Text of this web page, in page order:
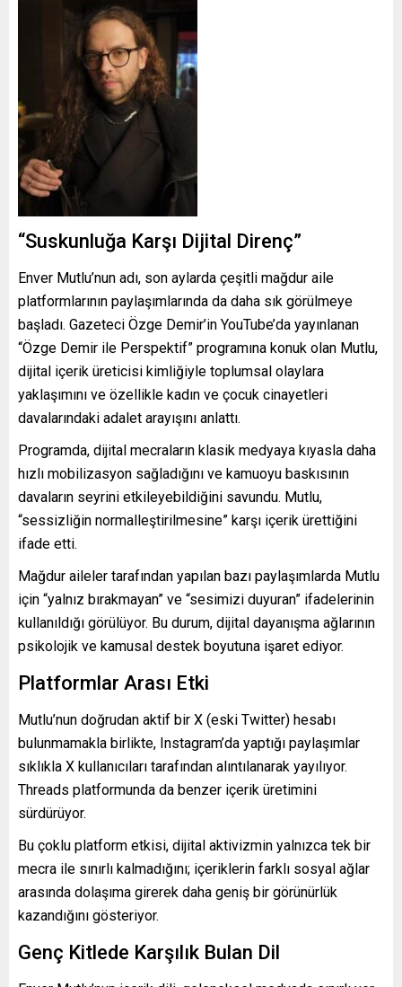
“Suskunluğa Karşı Dijital Direnç”
Enver Mutlu’nun adı, son aylarda çeşitli mağdur aile
platformlarının paylaşımlarında da daha sık görülmeye
başladı. Gazeteci Özge Demir’in YouTube’da yayınlanan
“Özge Demir ile Perspektif” programına konuk olan Mutlu,
dijital içerik üreticisi kimliğiyle toplumsal olaylara
yaklaşımını ve özellikle kadın ve çocuk cinayetleri
davalarındaki adalet arayışını anlattı.
Programda, dijital mecraların klasik medyaya kıyasla daha
hızlı mobilizasyon sağladığını ve kamuoyu baskısının
davaların seyrini etkileyebildiğini savundu. Mutlu,
“sessizliğin normalleştirilmesine” karşı içerik ürettiğini
ifade etti.
Mağdur aileler tarafından yapılan bazı paylaşımlarda Mutlu
için “yalnız bırakmayan” ve “sesimizi duyuran” ifadelerinin
kullanıldığı görülüyor. Bu durum, dijital dayanışma ağlarının
psikolojik ve kamusal destek boyutuna işaret ediyor.
Platformlar Arası Etki
Mutlu’nun doğrudan aktif bir X (eski Twitter) hesabı
bulunmamakla birlikte, Instagram’da yaptığı paylaşımlar
sıklıkla X kullanıcıları tarafından alıntılanarak yayılıyor.
Threads platformunda da benzer içerik üretimini
sürdürüyor.
Bu çoklu platform etkisi, dijital aktivizmin yalnızca tek bir
mecra ile sınırlı kalmadığını; içeriklerin farklı sosyal ağlar
arasında dolaşıma girerek daha geniş bir görünürlük
kazandığını gösteriyor.
Genç Kitlede Karşılık Bulan Dil